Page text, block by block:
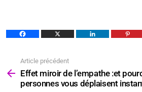
plus
Article précédent
Effet miroir de l’empathe :et
personnes vous déplaisent